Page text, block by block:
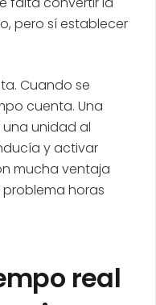
pero sí establecer
Cuando se
cuenta. Una
unidad al
y activar
mucha ventaja
horas
real